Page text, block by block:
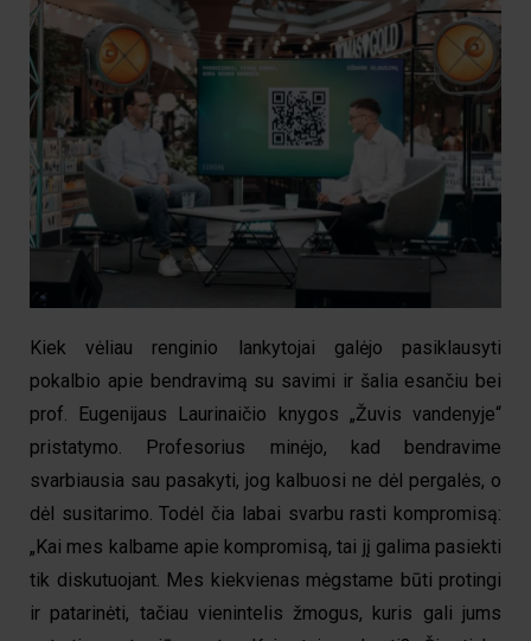
Kiek vėliau renginio lankytojai galėjo pasiklausyti
pokalbio apie bendravimą su savimi ir šalia esančiu bei
prof. Eugenijaus Laurinaičio knygos „Žuvis vandenyje“
pristatymo. Profesorius minėjo, kad bendravime
svarbiausia sau pasakyti, jog kalbuosi ne dėl pergalės, o
dėl susitarimo. Todėl čia labai svarbu rasti kompromisą:
„Kai mes kalbame apie kompromisą, tai jį galima pasiekti
tik diskutuojant. Mes kiekvienas mėgstame būti protingi
ir patarinėti, tačiau vienintelis žmogus, kuris gali jums